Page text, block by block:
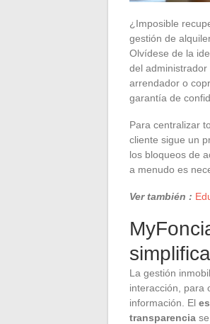
¿Imposible
gestión de
Olvídese de la
del
arrendador o
garantía de
Para centralizar
cliente sigue un
los bloqueos de
a menudo es
Ver también :
La gestión
interacción, para
información. El
transparencia